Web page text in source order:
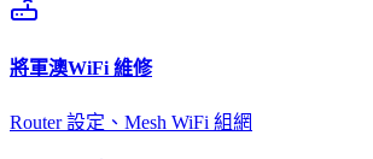
將軍澳WiFi 維修
Router 設定、Mesh WiFi 組網